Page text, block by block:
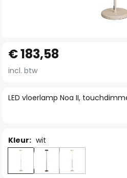
naar
het
van
LED vloerlamp Noa II,
€ 183,58
incl. btw
Kleur: wit